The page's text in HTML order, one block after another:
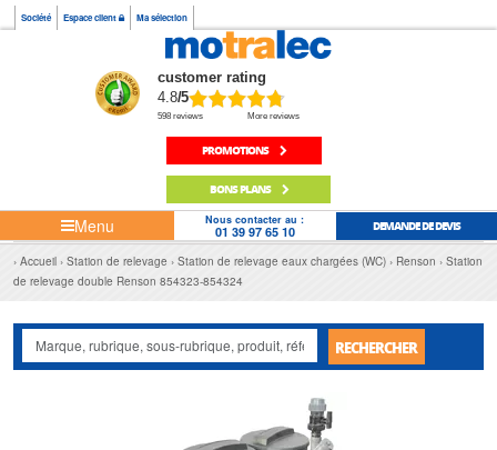
Société Espace client Ma sélection
customer rating
4.8/5
598 reviews More reviews
PROMOTIONS
BONS PLANS
Menu Nous contacter au :
01 39 97 65 10 DEMANDE DE DEVIS
Accueil Station de relevage Station de relevage eaux chargées (WC) Renson
Station
de relevage double Renson 854323-854324
RECHERCHER